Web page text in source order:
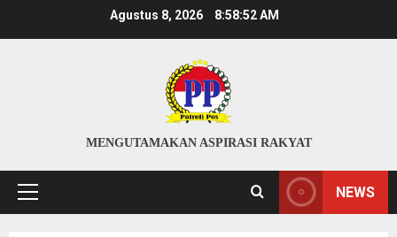
Agustus 8, 2026 8:58:53 AM
MENGUTAMAKAN ASPIRASI RAKYAT
Primary
NEWS